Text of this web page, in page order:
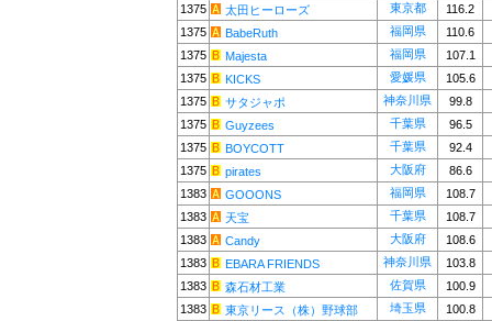
1375
太田ヒーローズ 東京都
116.2
1375
BabeRuth 福岡県
110.6
1375
Majesta 福岡県
107.1
1375
KICKS 愛媛県
105.6
1375
サタジャポ 神奈川県
99.8
1375
Guyzees 千葉県
96.5
1375
BOYCOTT 千葉県
92.4
1375
pirates 大阪府
86.6
1383
GOOONS 福岡県
108.7
1383
天宝 千葉県
108.7
1383
Candy 大阪府
108.6
1383
EBARA FRIENDS 神奈川県
103.8
1383
森石材工業 佐賀県
100.9
1383
東京リース（株）野球部 埼玉県
100.8